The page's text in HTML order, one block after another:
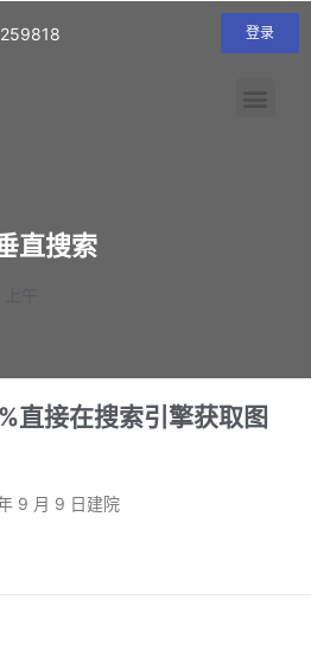
登录
直搜索
直接在搜索引擎获取图
9 月 9 日建院